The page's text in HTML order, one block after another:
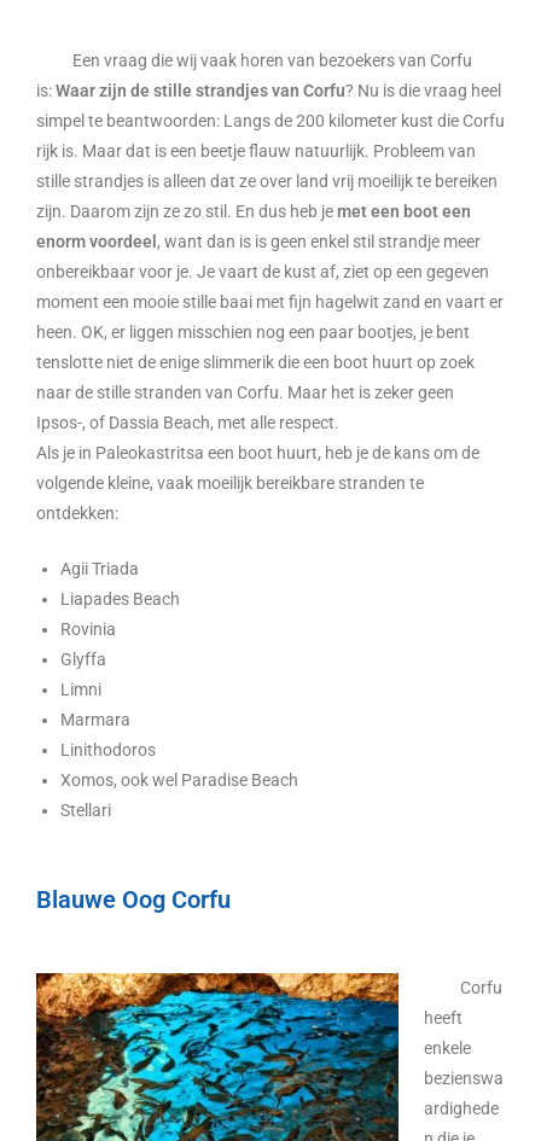
Een vraag die wij vaak horen van bezoekers van Corfu
is:Waar zijn de stille strandjes van Corfu? Nu is die vraag heel
simpel te beantwoorden: Langs de 200 kilometer kust die Corfu
rijk is. Maar dat is een beetje flauw natuurlijk. Probleem van
stille strandjes is alleen dat ze over land vrij moeilijk te bereiken
zijn. Daarom zijn ze zo stil. En dus heb jemet een boot een
enorm voordeel , want dan is is geen enkel stil strandje meer
onbereikbaar voor je. Je vaart de kust af, ziet op een gegeven
moment een mooie stille baai met fijn hagelwit zand en vaart er
heen. OK, er liggen misschien nog een paar bootjes, je bent
tenslotte niet de enige slimmerik die een boot huurt op zoek
naar de stille stranden van Corfu. Maar het is zeker geen
Ipsos-, of Dassia Beach, met alle respect.
Als je in Paleokastritsa een boot huurt, heb je de kans om de
volgende kleine, vaak moeilijk bereikbare stranden te
ontdekken:
Agii Triada
Liapades Beach
Rovinia
Glyffa
Limni
Marmara
Linithodoros
Xomos, ook wel Paradise Beach
Stellari
Blauwe Oog Corfu
Corfu
heeft
enkele
bezienswa
ardighede